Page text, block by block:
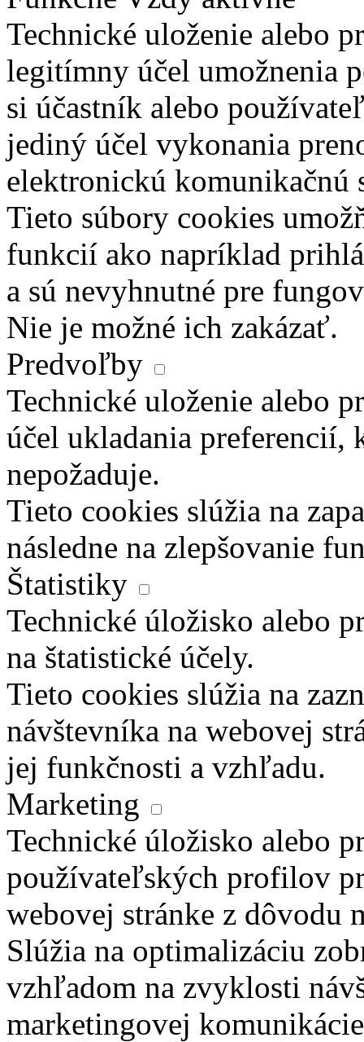
Technické uloženie alebo
legitímny účel umožnenia
si účastník alebo
jediný účel vykonania
elektronickú komunikačnú
Tieto súbory cookies
funkcií ako napríklad
a sú nevyhnutné pre
Nie je možné ich zakázať.
Predvoľby
Technické uloženie alebo
účel ukladania preferencií,
nepožaduje.
Tieto cookies slúžia na
následne na zlepšovanie
Štatistiky
Technické úložisko alebo
na štatistické účely.
Tieto cookies slúžia na
návštevníka na webovej
jej funkčnosti a vzhľadu.
Marketing
Technické úložisko alebo
používateľských profilov
webovej stránke z dôvodu
Slúžia na optimalizáciu
vzhľadom na zvyklosti
marketingovej